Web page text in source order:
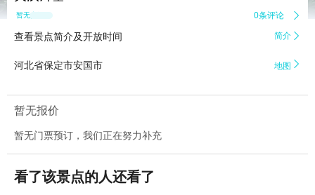
暂无点评 0条评论 
查看景点简介及开放时间 简介 
河北省保定市安国市 地图 
暂无报价
暂无门票预订，我们正在努力补充
看了该景点的人还看了